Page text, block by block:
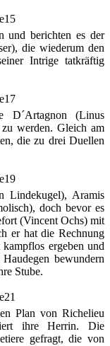
und berichten es der
die wiederum den
Intrige tatkräftig
D´Artagnon (Linus
werden. Gleich am
die zu drei Duellen
Lindekugel), Aramis
doch bevor es
(Vincent Ochs) mit
er hat die Rechnung
ergeben und
bewundern
Stube.
Plan von Richelieu
ihre Herrin. Die
gefragt, die von